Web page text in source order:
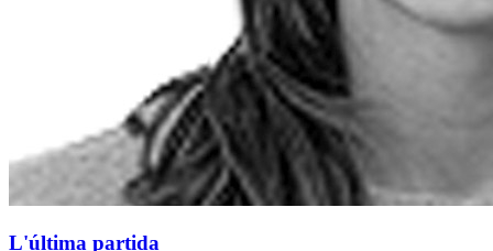
L'última partida